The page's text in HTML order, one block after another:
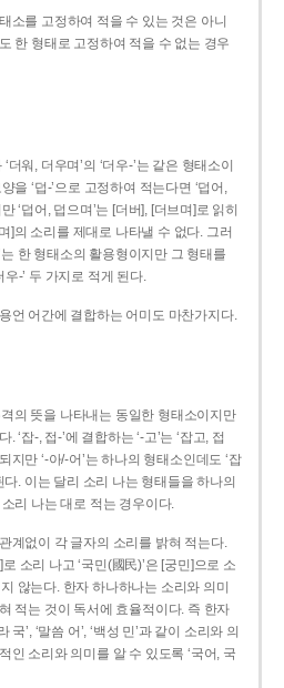
소를 고정하여 적을 수 있는 것은 아니
한 형태로 고정하여 적을 수 없는 경우
더워, 더우며’의 ‘더우-­’는 같은 형태소이
을 ‘덥-­’으로 고정하여 적는다면 ‘덥어,
‘덥어, 덥으며’는 [더버], [더브며]로 읽히
]의 소리를 제대로 나타낼 수 없다. 그러
는 한 형태소의 활용형이지만 그 형태를
우-’ 두 가지로 적게 된다.
언 어간에 결합하는 어미도 마찬가지다.
격의 뜻을 나타내는 동일한 형태소이지만
‘잡-, 접-’에 결합하는 ‘-고’는 ‘잡고, 접
지만 ‘-아/-어’는 하나의 형태소인데도 ‘잡
. 이는 달리 소리 나는 형태들을 하나의
리 나는 대로 적는 경우이다.
계없이 각 글자의 소리를 밝혀 적는다.
소리 나고 ‘국민(國民)’은 [궁민]으로 소
지 않는다. 한자 하나하나는 소리와 의미
적는 것이 독서에 효율적이다. 즉 한자
국’, ‘말씀 어’, ‘백성 민’과 같이 소리와 의
인 소리와 의미를 알 수 있도록 ‘국어, 국